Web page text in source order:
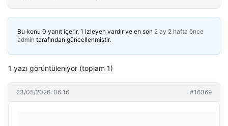
Bu konu 0 yanıt içerir, 1 izleyen vardır ve en son 2 ay 2 hafta önce
admin tarafından güncellenmiştir.
1 yazı görüntüleniyor (toplam 1)
23/05/2026: 06:16 #16369